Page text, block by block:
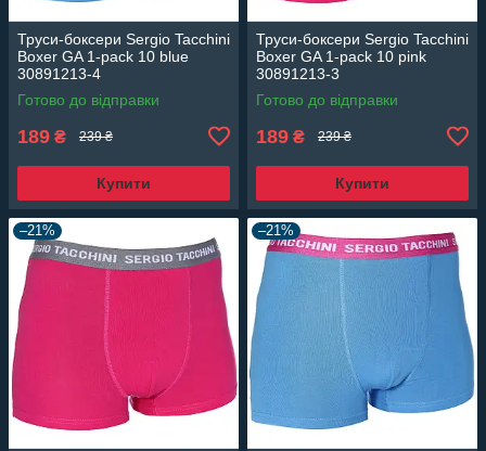
Труси-боксери Sergio Tacchini
Boxer GA 1-pack 10 blue
30891213-4
Готово до відправки
189 ₴ 239 ₴
Купити
Труси-боксери Sergio Tacchini
Boxer GA 1-pack 10 pink
30891213-3
Готово до відправки
189 ₴ 239 ₴
Купити
–21% –21%